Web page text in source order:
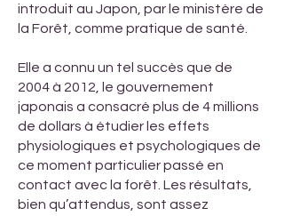
introduit au Japon, par le ministère de
la Forêt, comme pratique de santé.
Elle a connu un tel succès que de
2004 à 2012, le gouvernement
japonais a consacré plus de 4 millions
de dollars à étudier les effets
physiologiques et psychologiques de
ce moment particulier passé en
contact avec la forêt. Les résultats,
bien qu’attendus, sont assez